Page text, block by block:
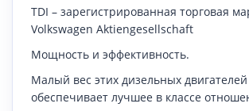
TDI – зарегистрированная торговая
Volkswagen Aktiengesellschaft
Мощность и эффективность.
Малый вес этих дизельных двигателей
обеспечивает лучшее в классе